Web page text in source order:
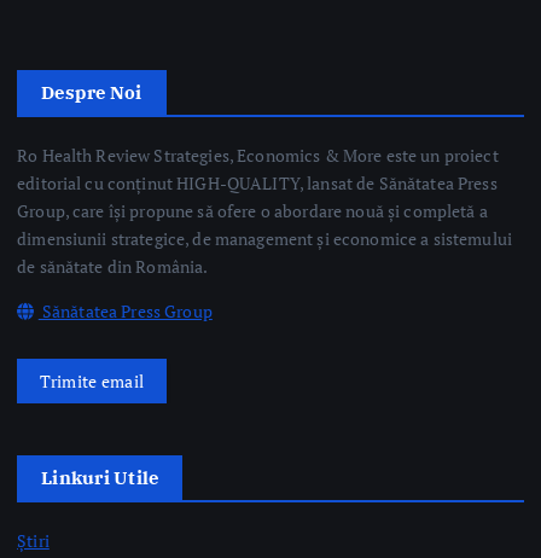
dimensiunii strategice, de management și economice a sistemului
de sănătate din România.
Sănătatea Press Group
Trimite email
Linkuri Utile
Știri
Science&Tech
Pharma